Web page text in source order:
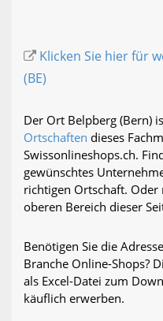
Klicken Sie hier für
(BE)
Der Ort Belpberg (Bern)
Ortschaften dieses
Swissonlineshops.ch.
gewünschtes
richtigen Ortschaft. Oder
oberen Bereich dieser
Benötigen Sie die
Branche Online-Shops?
als Excel-Datei zum
käuflich erwerben.